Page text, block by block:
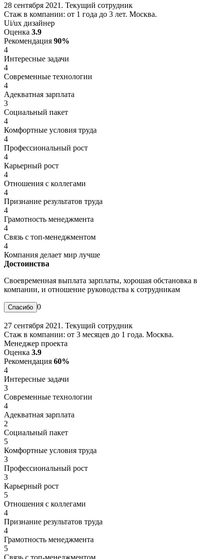
28 сентября 2021. Текущий сотрудник
Стаж в компании: от 1 года до 3 лет. Москва.
Ui/ux дизайнер
Оценка 3.9
Рекомендация 90%
4
Интересные задачи
4
Современные технологии
4
Адекватная зарплата
3
Социальный пакет
4
Комфортные условия труда
4
Профессиональный рост
4
Карьерный рост
4
Отношения с коллегами
4
Признание результатов труда
4
Грамотность менеджмента
4
Связь с топ-менеджментом
4
Компания делает мир лучше
Достоинства
Своевременная выплата зарплаты, хорошая обстановка в
компании, и отношение руководства к сотрудникам
0
27 сентября 2021. Текущий сотрудник
Стаж в компании: от 3 месяцев до 1 года. Москва.
Менеджер проекта
Оценка 3.9
Рекомендация 60%
4
Интересные задачи
3
Современные технологии
4
Адекватная зарплата
2
Социальный пакет
5
Комфортные условия труда
3
Профессиональный рост
3
Карьерный рост
5
Отношения с коллегами
4
Признание результатов труда
4
Грамотность менеджмента
5
Связь с топ-менеджментом